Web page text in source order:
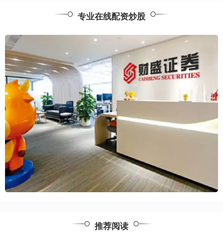
专业在线配资炒股
推荐阅读